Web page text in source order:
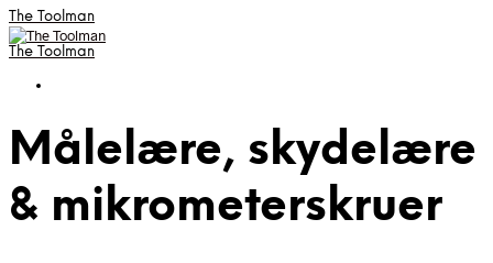
The Toolman
The Toolman
Målelære, skydelære
& mikrometerskruer